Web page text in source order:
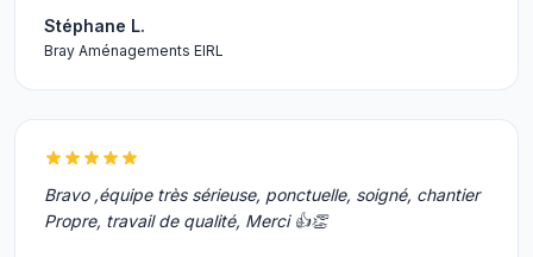
Stéphane L.
Bray Aménagements EIRL
Bravo ,équipe très sérieuse, ponctuelle, soigné, chantier
Propre, travail de qualité, Merci 👍👏